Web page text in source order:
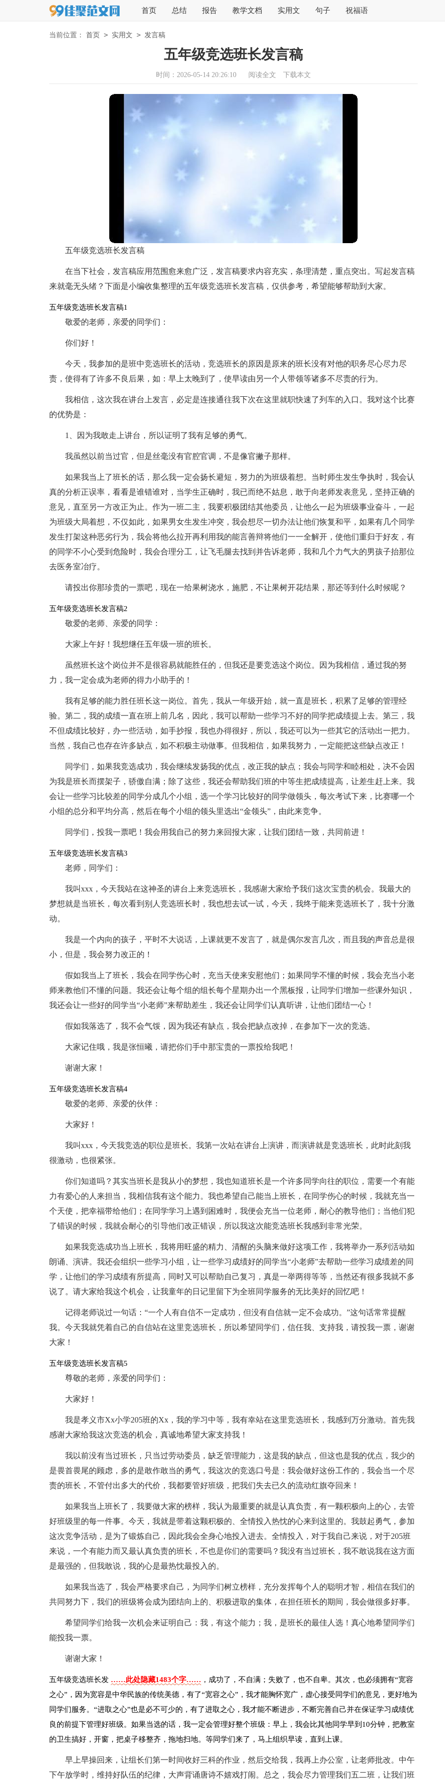
首页 总结 报告 教学文档 实用文 句子 祝福语
当前位置： 首页 > 实用文 > 发言稿
五年级竞选班长发言稿
时间：2026-05-14 20:26:10 阅读全文 下载本文
五年级竞选班长发言稿
在当下社会，发言稿应用范围愈来愈广泛，发言稿要求内容充实，条理清楚，重点突出。写起发言稿
来就毫无头绪？下面是小编收集整理的五年级竞选班长发言稿，仅供参考，希望能够帮助到大家。
五年级竞选班长发言稿1
敬爱的老师，亲爱的同学们：
你们好！
今天，我参加的是班中竞选班长的活动，竞选班长的原因是原来的班长没有对他的职务尽心尽力尽
责，使得有了许多不良后果，如：早上太晚到了，使早读由另一个人带领等诸多不尽责的行为。
我相信，这次我在讲台上发言，必定是连接通往我下次在这里就职快速了列车的入口。我对这个比赛
的优势是：
1、因为我敢走上讲台，所以证明了我有足够的勇气。
我虽然以前当过官，但是丝毫没有官腔官调，不是像官撇子那样。
如果我当上了班长的话，那么我一定会扬长避短，努力的为班级着想。当时师生发生争执时，我会认
真的分析正误率，看看是谁错谁对，当学生正确时，我已而绝不姑息，敢于向老师发表意见，坚持正确的
意见，直至另一方改正为止。作为一班二主，我要积极团结其他委员，让他么一起为班级事业奋斗，一起
为班级大局着想，不仅如此，如果男女生发生冲突，我会想尽一切办法让他们恢复和平，如果有几个同学
发生打架这种恶劣行为，我会将他么拉开再利用我的能言善辩将他们一一全解开，使他们重归于好友，有
的同学不小心受到危险时，我会合理分工，让飞毛腿去找到并告诉老师，我和几个力气大的男孩子抬那位
去医务室冶疗。
请投出你那珍贵的一票吧，现在一给果树浇水，施肥，不让果树开花结果，那还等到什么时候呢？
五年级竞选班长发言稿2
敬爱的老师、亲爱的同学：
大家上午好！我想继任五年级一班的班长。
虽然班长这个岗位并不是很容易就能胜任的，但我还是要竞选这个岗位。因为我相信，通过我的努
力，我一定会成为老师的得力小助手的！
我有足够的能力胜任班长这一岗位。首先，我从一年级开始，就一直是班长，积累了足够的管理经
验。第二，我的成绩一直在班上前几名，因此，我可以帮助一些学习不好的同学把成绩提上去。第三，我
不但成绩比较好，办一些活动，如手抄报，我也办得很好，所以，我还可以为一些其它的活动出一把力。
当然，我自己也存在许多缺点，如不积极主动做事。但我相信，如果我努力，一定能把这些缺点改正！
同学们，如果我竞选成功，我会继续发扬我的优点，改正我的缺点；我会与同学和睦相处，决不会因
为我是班长而摆架子，骄傲自满；除了这些，我还会帮助我们班的中等生把成绩提高，让差生赶上来。我
会让一些学习比较差的同学分成几个小组，选一个学习比较好的同学做领头，每次考试下来，比赛哪一个
小组的总分和平均分高，然后在每个小组的领头里选出“金领头”，由此来竞争。
同学们，投我一票吧！我会用我自己的努力来回报大家，让我们团结一致，共同前进！
五年级竞选班长发言稿3
老师，同学们：
我叫xxx，今天我站在这神圣的讲台上来竞选班长，我感谢大家给予我们这次宝贵的机会。我最大的
梦想就是当班长，每次看到别人竞选班长时，我也想去试一试，今天，我终于能来竞选班长了，我十分激
动。
我是一个内向的孩子，平时不大说话，上课就更不发言了，就是偶尔发言几次，而且我的声音总是很
小，但是，我会努力改正的！
假如我当上了班长，我会在同学伤心时，充当天使来安慰他们；如果同学不懂的时候，我会充当小老
师来教他们不懂的问题。我还会让每个组的组长每个星期办出一个黑板报，让同学们增加一些课外知识，
我还会让一些好的同学当“小老师”来帮助差生，我还会让同学们认真听讲，让他们团结一心！
假如我落选了，我不会气馁，因为我还有缺点，我会把缺点改掉，在参加下一次的竞选。
大家记住哦，我是张恒曦，请把你们手中那宝贵的一票投给我吧！
谢谢大家！
五年级竞选班长发言稿4
敬爱的老师、亲爱的伙伴：
大家好！
我叫xxx，今天我竞选的职位是班长。我第一次站在讲台上演讲，而演讲就是竞选班长，此时此刻我
很激动，也很紧张。
你们知道吗？其实当班长是我从小的梦想，我也知道班长是一个许多同学向往的职位，需要一个有能
力有爱心的人来担当，我相信我有这个能力。我也希望自己能当上班长，在同学伤心的时候，我就充当一
个天使，把幸福带给他们；在同学学习上遇到困难时，我便会充当一位老师，耐心的教导他们；当他们犯
了错误的时候，我就会耐心的引导他们改正错误，所以我这次能竞选班长我感到非常光荣。
如果我竞选成功当上班长，我将用旺盛的精力、清醒的头脑来做好这项工作，我将举办一系列活动如
朗诵、演讲。我还会组织一些学习小组，让一些学习成绩好的同学当“小老师”去帮助一些学习成绩差的同
学，让他们的学习成绩有所提高，同时又可以帮助自己复习，真是一举两得等等，当然还有很多我就不多
说了。请大家给我这个机会，让我童年的日记里留下为全班同学服务的无比美好的回忆吧！
记得老师说过一句话：“一个人有自信不一定成功，但没有自信就一定不会成功。”这句话常常提醒
我。今天我就凭着自己的自信站在这里竞选班长，所以希望同学们，信任我、支持我，请投我一票，谢谢
大家！
五年级竞选班长发言稿5
尊敬的老师，亲爱的同学们：
大家好！
我是孝义市Xx小学205班的Xx，我的学习中等，我有幸站在这里竞选班长，我感到万分激动。首先我
感谢大家给我这次竞选的机会，真诚地希望大家支持我！
我以前没有当过班长，只当过劳动委员，缺乏管理能力，这是我的缺点，但这也是我的优点，我少的
是畏首畏尾的顾虑，多的是敢作敢当的勇气，我这次的竞选口号是：我会做好这份工作的，我会当一个尽
责的班长，不管付出多大的代价，我都要管好班级，把我们失去已久的流动红旗夺回来！
如果我当上班长了，我要做大家的榜样，我认为最重要的就是认真负责，有一颗积极向上的心，去管
好班级里的每一件事。今天，我就是带着这颗积极的、全情投入热忱的心来到这里的。我鼓起勇气，参加
这次竞争活动，是为了锻炼自己，因此我会全身心地投入进去。全情投入，对于我自己来说，对于205班
来说，一个有能力而又最认真负责的班长，不也是你们的需要吗？我没有当过班长，我不敢说我在这方面
是最强的，但我敢说，我的心是最热忱最投入的。
如果我当选了，我会严格要求自己，为同学们树立榜样，充分发挥每个人的聪明才智，相信在我们的
共同努力下，我们的班级将会成为团结向上的、积极进取的集体，在担任班长的期间，我会做很多好事。
希望同学们给我一次机会来证明自己：我，有这个能力；我，是班长的最佳人选！真心地希望同学们
能投我一票。
谢谢大家！
五年级竞选班长发 ……此处隐藏1483个字…… ，成功了，不自满；失败了，也不自卑。其次，也必须拥有“宽容
之心”，因为宽容是中华民族的传统美德，有了“宽容之心”，我才能胸怀宽广，虚心接受同学们的意见，更好地为
同学们服务。“进取之心”也是必不可少的，有了进取之心，我才能不断进步，不断完善自己并在保证学习成绩优
良的前提下管理好班级。如果当选的话，我一定会管理好整个班级：早上，我会比其他同学早到10分钟，把教室
的卫生搞好，开窗，把桌子移整齐，拖地扫地。等同学们来了，马上组织早读，直到上课。
早上早操回来，让组长们第一时间收好三科的作业，然后交给我，我再上办公室，让老师批改。中午
下午放学时，维持好队伍的纪律，大声背诵唐诗不嬉戏打闹。总之，我会尽力管理我们五二班，让我们班